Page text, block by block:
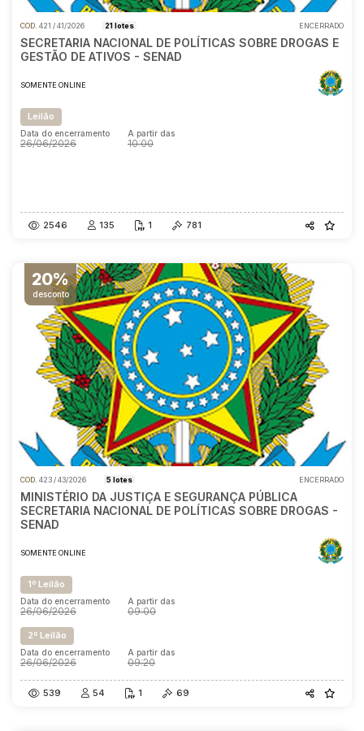
COD. 421 / 41/2026 21 lotes ENCERRADO
SECRETARIA NACIONAL DE POLÍTICAS SOBRE DROGAS E
GESTÃO DE ATIVOS - SENAD
SOMENTE ONLINE
Leilão
Data do encerramento
26/06/2026
A partir das
10:00
2546 135 1 781
20%
desconto
COD. 423 / 43/2026 5 lotes ENCERRADO
MINISTÉRIO DA JUSTIÇA E SEGURANÇA PÚBLICA
SECRETARIA NACIONAL DE POLÍTICAS SOBRE DROGAS -
SENAD
SOMENTE ONLINE
1º Leilão
Data do encerramento
26/06/2026
A partir das
09:00
2º Leilão
Data do encerramento
26/06/2026
A partir das
09:20
539 54 1 69